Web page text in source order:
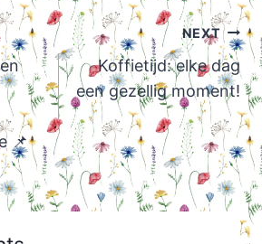
📌
NEXT
Koffietijd: elke dag
een gezellig moment!